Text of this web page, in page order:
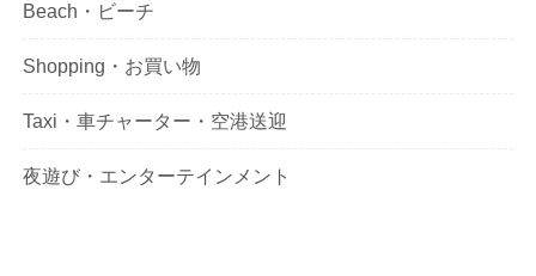
Beach・ビーチ
Shopping・お買い物
Taxi・車チャーター・空港送迎
夜遊び・エンターテインメント